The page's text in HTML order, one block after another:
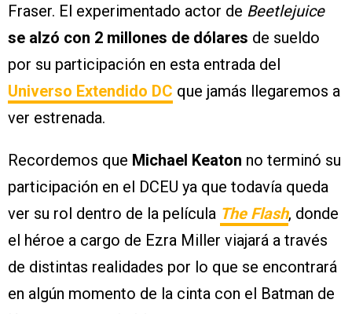
Fraser. El experimentado actor de Beetlejuice
se alzó con 2 millones de dólares de sueldo
por su participación en esta entrada del
Universo Extendido DC que jamás llegaremos a
ver estrenada.
Recordemos que Michael Keaton no terminó su
participación en el DCEU ya que todavía queda
ver su rol dentro de la película The Flash, donde
el héroe a cargo de Ezra Miller viajará a través
de distintas realidades por lo que se encontrará
en algún momento de la cinta con el Batman de